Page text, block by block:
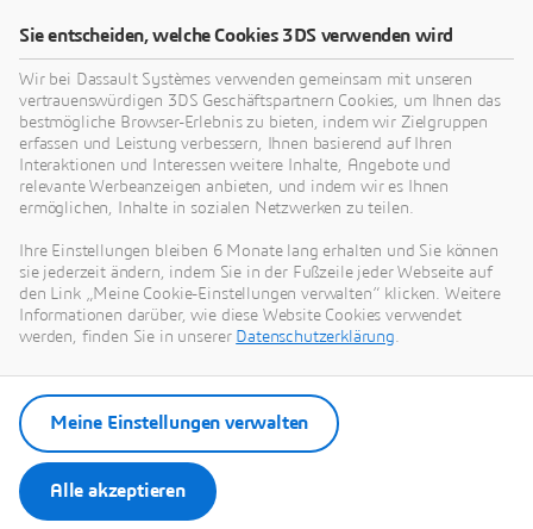
Passen Sie Ihr Angebot an aktuelle Gesundheits-
und Wellnesstrends an und sorgen Sie für ein
effizientes Compliance-Management
Challenge
Sie entscheiden, welche Cookies 3DS verwenden wird
Wir bei Dassault Systèmes verwenden gemeinsam mit unseren
vertrauenswürdigen 3DS Geschäftspartnern Cookies, um Ihnen das
bestmögliche Browser-Erlebnis zu bieten, indem wir Zielgruppen
erfassen und Leistung verbessern, Ihnen basierend auf Ihren
Interaktionen und Interessen weitere Inhalte, Angebote und
relevante Werbeanzeigen anbieten, und indem wir es Ihnen
ermöglichen, Inhalte in sozialen Netzwerken zu teilen.
Ihre Einstellungen bleiben 6 Monate lang erhalten und Sie können
sie jederzeit ändern, indem Sie in der Fußzeile jeder Webseite auf
den Link „Meine Cookie-Einstellungen verwalten“ klicken. Weitere
Informationen darüber, wie diese Website Cookies verwendet
werden, finden Sie in unserer Datenschutzerklärung.
Alle akzeptieren
Meine Einstellungen verwalten